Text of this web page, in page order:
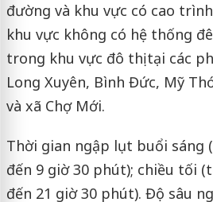
đường và khu vực có cao
khu vực không có hệ thống
trong khu vực đô thị tại các
Long Xuyên, Bình Đức, Mỹ
và xã Chợ Mới.
Thời gian ngập lụt buổi sáng
đến 9 giờ 30 phút); chiều tối
đến 21 giờ 30 phút). Độ sâu